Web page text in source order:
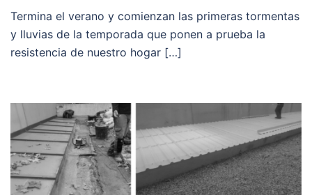
Termina el verano y comienzan las primeras tormentas
y lluvias de la temporada que ponen a prueba la
resistencia de nuestro hogar […]